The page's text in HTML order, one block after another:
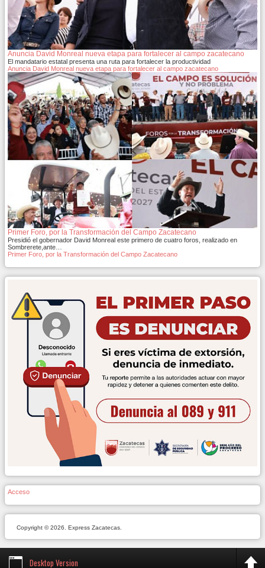
Anuncia David Monreal nueva etapa para fortalecer al campo zacatecano
El mandatario estatal presenta una ruta para fortalecer la productividad
Anuncia David Monreal nueva etapa para fortalecer al campo zacatecano
Primer Foro, por la Transformación del Campo Zacatecano
Presidió el gobernador David Monreal este primero de cuatro foros, realizado en
Sombrerete,ante…
Primer Foro, por la Transformación del Campo Zacatecano
Acceso
Copyright © 2026. Express Zacatecas.
Desktop Version